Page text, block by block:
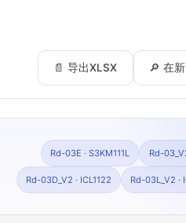
📄 导出XLSX 🔎 在
Rd-03E · S3KM111L Rd-
Rd-03D_V2 · ICL1122 Rd-03L_V2 ·